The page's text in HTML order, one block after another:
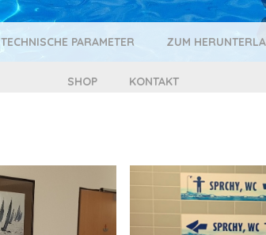
TECHNISCHE PARAMETER ZUM
SHOP KONTAKT